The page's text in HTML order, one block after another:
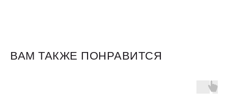
ВАМ ТАКЖЕ ПОНРАВИТСЯ